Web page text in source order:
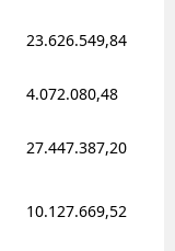
23.626.549,84
4.072.080,48
27.447.387,20
10.127.669,52